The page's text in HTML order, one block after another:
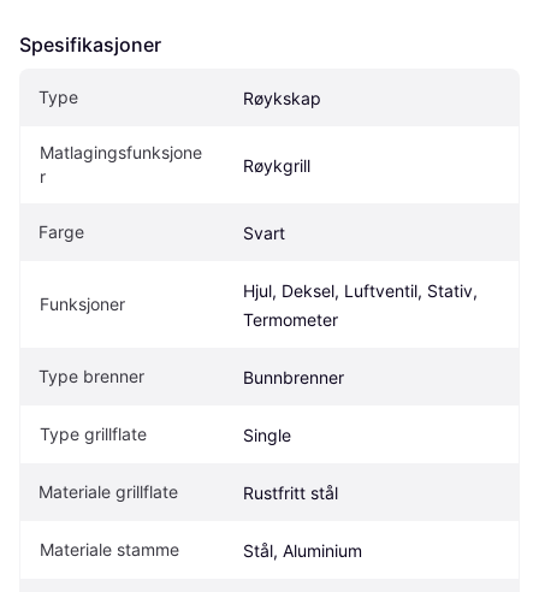
Spesifikasjoner
Type Røykskap
Matlagingsfunksjone
r
Røykgrill
Farge Svart
Funksjoner
Hjul, Deksel, Luftventil, Stativ,
Termometer
Type brenner Bunnbrenner
Type grillflate Single
Materiale grillflate Rustfritt stål
Materiale stamme Stål, Aluminium